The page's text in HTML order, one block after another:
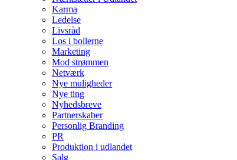
Karma
Ledelse
Livsråd
Los i bollerne
Marketing
Mod strømmen
Netværk
Nye muligheder
Nye ting
Nyhedsbreve
Partnerskaber
Personlig Branding
PR
Produktion i udlandet
Salg